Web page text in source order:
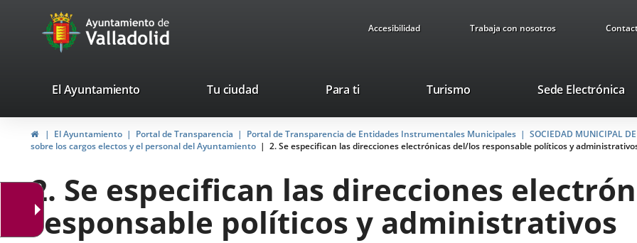
Portal
Web
Ayuntamiento
de
Valladolid
Accesibilidad Trabaja con nosotros
valladolid.es
El Ayuntamiento Tu ciudad Para ti TurismoEste
se
abrirá
en
ventana
nueva.
Sede Electrónica
InicioEl Ayuntamiento Portal de Transparencia Portal de Transparencia de Entidades Instrumentales Municipales SOCIEDAD MUNICIPAL
sobre los cargos electos y el personal del Ayuntamiento
2. Se especifican las direcciones electrónicas del/los responsable políticos y
2. Se especifican las direcciones
responsable políticos y administrativos